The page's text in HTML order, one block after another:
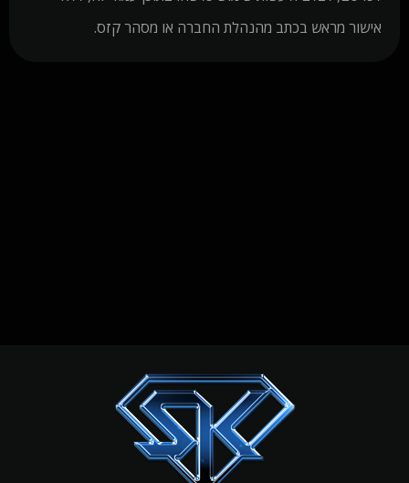
אישור מראש בכתב מהנהלת החברה או מסהר קזס.